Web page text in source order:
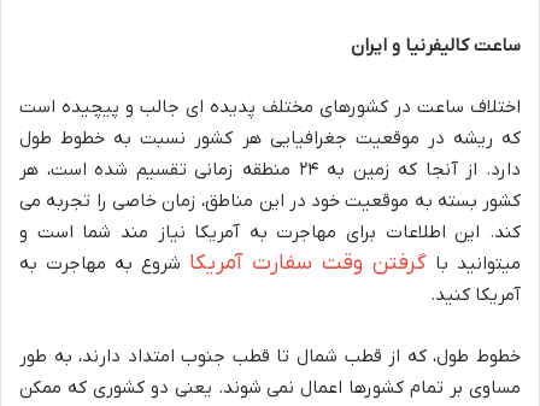
ساعت کالیفرنیا و ایران
اختلاف ساعت در کشورهای مختلف پدیده ‌ای جالب و پیچیده است
که ریشه در موقعیت جغرافیایی هر کشور نسبت به خطوط طول
دارد. از آنجا که زمین به ۲۴ منطقه زمانی تقسیم شده است، هر
کشور بسته به موقعیت خود در این مناطق، زمان خاصی را تجربه می
‌کند. این اطلاعات برای مهاجرت به آمریکا نیاز مند شما است و
میتوانید با گرفتن وقت سفارت آمریکا شروع به مهاجرت به
آمریکا کنید.
خطوط طول، که از قطب شمال تا قطب جنوب امتداد دارند، به طور
مساوی بر تمام کشورها اعمال نمی ‌شوند. یعنی دو کشوری که ممکن